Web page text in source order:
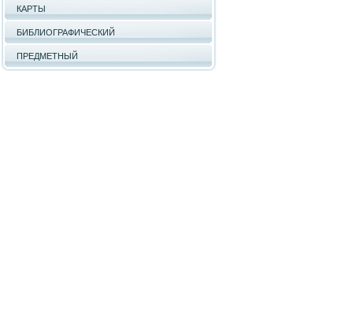
КАРТЫ
БИБЛИОГРАФИЧЕСКИЙ
ПРЕДМЕТНЫЙ